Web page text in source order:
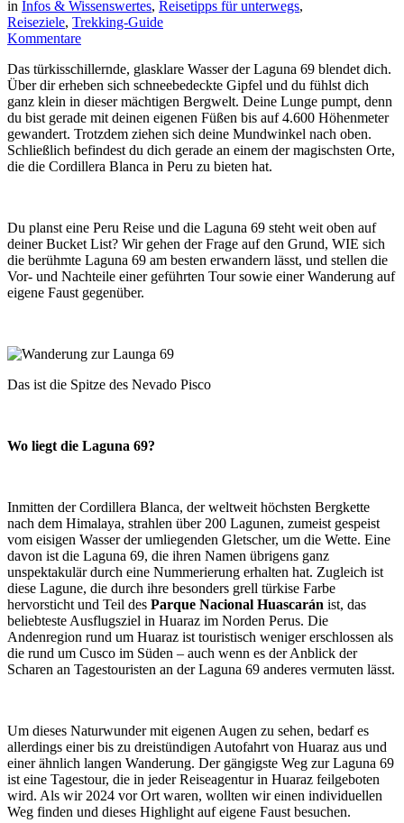
in Infos & Wissenswertes, Reisetipps für unterwegs,
Reiseziele, Trekking-Guide
Kommentare
Das türkisschillernde, glasklare Wasser der Laguna 69 blendet dich.
Über dir erheben sich schneebedeckte Gipfel und du fühlst dich
ganz klein in dieser mächtigen Bergwelt. Deine Lunge pumpt, denn
du bist gerade mit deinen eigenen Füßen bis auf 4.600 Höhenmeter
gewandert. Trotzdem ziehen sich deine Mundwinkel nach oben.
Schließlich befindest du dich gerade an einem der magischsten Orte,
die die Cordillera Blanca in Peru zu bieten hat.
Du planst eine Peru Reise und die Laguna 69 steht weit oben auf
deiner Bucket List? Wir gehen der Frage auf den Grund, WIE sich
die berühmte Laguna 69 am besten erwandern lässt, und stellen die
Vor- und Nachteile einer geführten Tour sowie einer Wanderung auf
eigene Faust gegenüber.
Das ist die Spitze des Nevado Pisco
Wo liegt die Laguna 69?
Inmitten der Cordillera Blanca, der weltweit höchsten Bergkette
nach dem Himalaya, strahlen über 200 Lagunen, zumeist gespeist
vom eisigen Wasser der umliegenden Gletscher, um die Wette. Eine
davon ist die Laguna 69, die ihren Namen übrigens ganz
unspektakulär durch eine Nummerierung erhalten hat. Zugleich ist
diese Lagune, die durch ihre besonders grell türkise Farbe
hervorsticht und Teil des Parque Nacional Huascarán ist, das
beliebteste Ausflugsziel in Huaraz im Norden Perus. Die
Andenregion rund um Huaraz ist touristisch weniger erschlossen als
die rund um Cusco im Süden – auch wenn es der Anblick der
Scharen an Tagestouristen an der Laguna 69 anderes vermuten lässt.
Um dieses Naturwunder mit eigenen Augen zu sehen, bedarf es
allerdings einer bis zu dreistündigen Autofahrt von Huaraz aus und
einer ähnlich langen Wanderung. Der gängigste Weg zur Laguna 69
ist eine Tagestour, die in jeder Reiseagentur in Huaraz feilgeboten
wird. Als wir 2024 vor Ort waren, wollten wir einen individuellen
Weg finden und dieses Highlight auf eigene Faust besuchen.